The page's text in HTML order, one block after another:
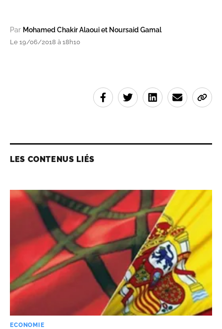
Par Mohamed Chakir Alaoui et Noursaid Gamal
Le 19/06/2018 à 18h10
LES CONTENUS LIÉS
ECONOMIE